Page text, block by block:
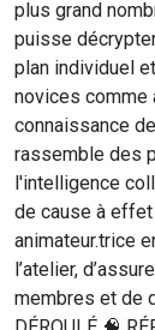
plus grand
puisse
plan individuel
novices comme
connaissance
rassemble des
l'intelligence
de cause à
animateur.trice
l’atelier,
membres et de